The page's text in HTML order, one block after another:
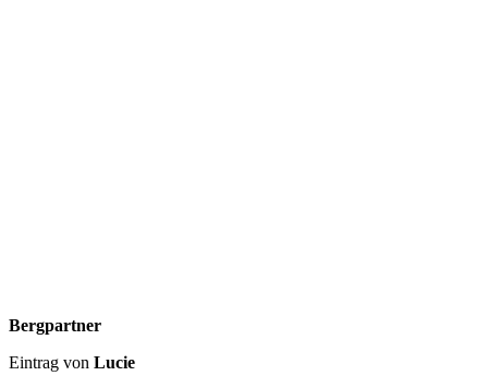
Bergpartner
Eintrag von Lucie